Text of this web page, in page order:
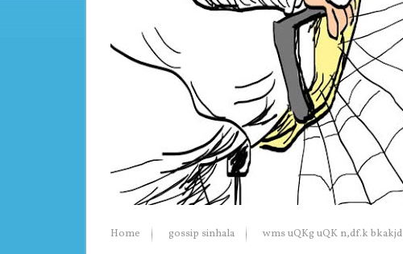
Home gossip sinhala wms uQKg uQK n,df.k bkakjd